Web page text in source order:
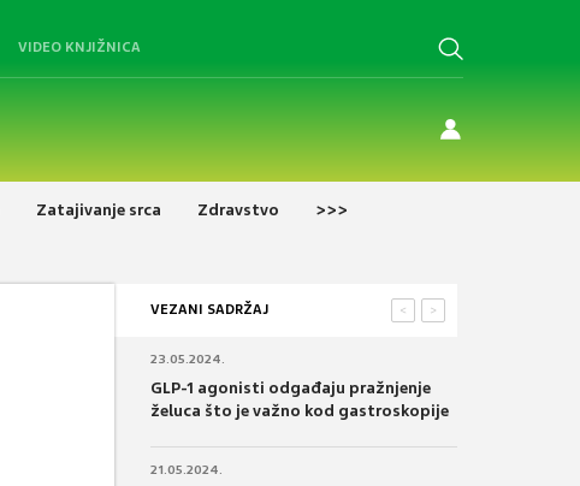
VIDEO KNJIŽNICA
Zatajivanje srca Zdravstvo >>>
VEZANI SADRŽAJ >
<
23.05.2024.
GLP-1 agonisti odgađaju pražnjenje
želuca što je važno kod gastroskopije
21.05.2024.